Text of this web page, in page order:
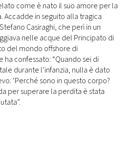
come è nato il suo amore per la
Accadde in seguito alla tragica
Casiraghi, che perì in un
nelle acque del Principato di
del mondo offshore di
confessato: “Quando sei di
durante l’infanzia, nulla è dato
‘Perché sono in questo corpo?
per superare la perdita è stata